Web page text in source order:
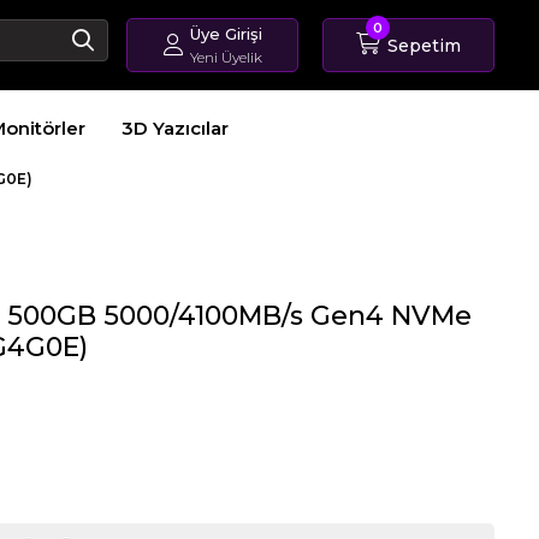
Üye Girişi
Yeni Üyelik
Üye Ol
0
Sepetim
3D Yazıcılar
5000/4100MB/s Gen4 NVMe